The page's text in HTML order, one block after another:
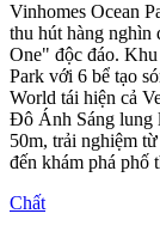
Vinhomes Ocean
thu hút hàng nghìn
One" độc đáo.
Park với 6 bể tạo
World tái hiện cả
Đô Ánh Sáng lung
50m, trải nghiệm
đến khám phá phố
Chất